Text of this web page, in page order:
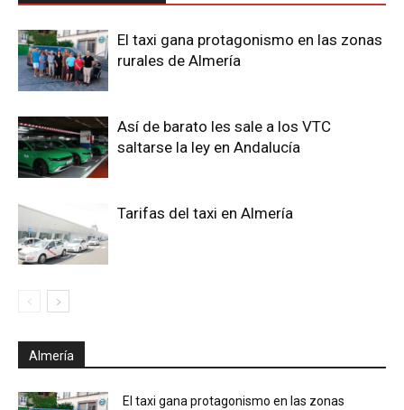
El taxi gana protagonismo en las zonas
rurales de Almería
Así de barato les sale a los VTC
saltarse la ley en Andalucía
Tarifas del taxi en Almería
Almería
El taxi gana protagonismo en las zonas